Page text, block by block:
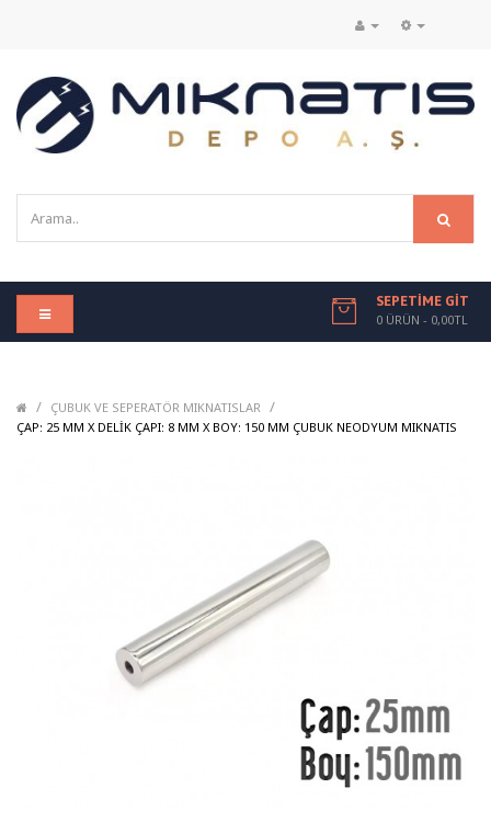
SEPETIME GIT
0 ÜRÜN - 0,00TL
/ ÇUBUK VE SEPERATÖR MIKNATISLAR /
ÇAP: 25 MM X DELIK ÇAPI: 8 MM X BOY: 150 MM ÇUBUK NEODYUM MIKNATIS